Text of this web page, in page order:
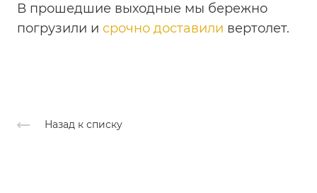
В прошедшие выходные мы бережно
погрузили и срочно доставили вертолет.
Назад к списку